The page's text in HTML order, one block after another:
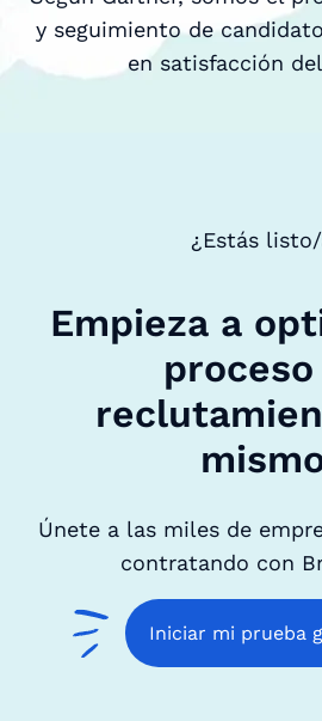
y seguimiento de
en satisfacción
¿Estás listo/
Empieza a
Únete a las miles de
contratando con
Iniciar mi prueba